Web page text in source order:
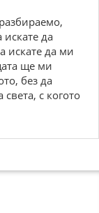
да
искате да ми
ще ми
без да
с когото